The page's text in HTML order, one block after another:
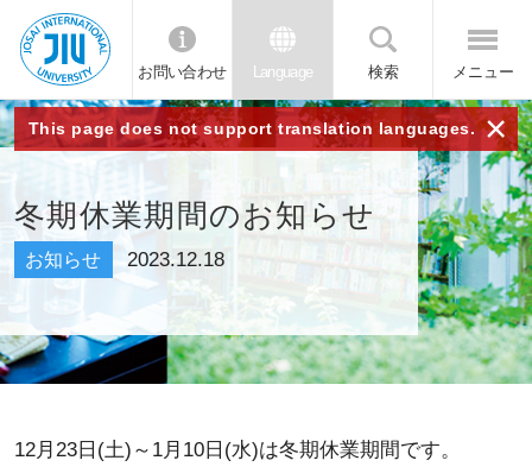
JIU 城西国
際大学
お問い合わせ Language 検索 メニュー
This page does not support translation languages. ×
冬期休業期間のお知らせ
お知らせ 2023.12.18
12月23日(土)～1月10日(水)は冬期休業期間です。